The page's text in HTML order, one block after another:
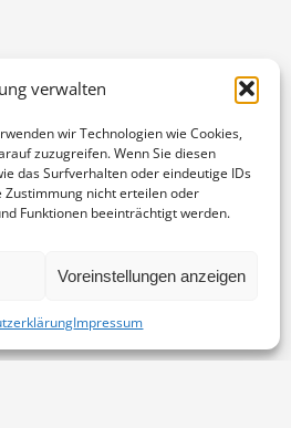
verwalten
wir Technologien wie Cookies,
zuzugreifen. Wenn Sie diesen
das Surfverhalten oder eindeutige IDs
Zustimmung nicht erteilen oder
Funktionen beeinträchtigt werden.
Voreinstellungen anzeigen
Impressum